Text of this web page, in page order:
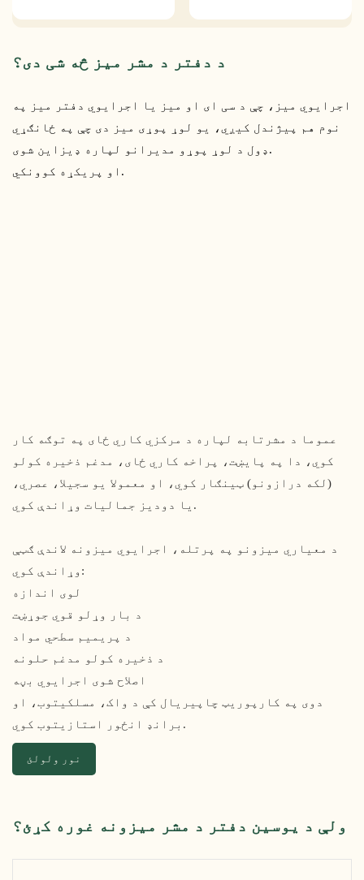
د دفتر د مشر میز څه شی دی؟
اجرایوي میز، چې د سی ای او میز یا اجرایوي دفتر میز په
نوم هم پیژندل کیږي، یو لوړ پوړی میز دی چې په ځانګړي
ډول د لوړ پوړو مدیرانو لپاره ډیزاین شوی.
او پریکړه کوونکي.
عموما د مشرتابه لپاره د مرکزي کاري ځای په توګه کار
کوي، دا په پایښت، پراخه کاري ځای، مدغم ذخیره کولو
(لکه درازونو) ټینګار کوي، او معمولا یو سجیلا، عصري،
یا دودیز جمالیات وړاندې کوي.
د معیاري میزونو په پرتله، اجرایوي میزونه لاندې ګټې
وړاندې کوي:
لوی اندازه
د بار وړلو قوي جوړښت
د پریمیم سطحي مواد
د ذخیره کولو مدغم حلونه
اصلاح شوی اجرایوي بڼه
دوی په کارپوریټ چاپیریال کې د واک، مسلکیتوب، او
برانډ انځور استازیتوب کوي.
نور ولولئ
ولې د یوسین دفتر د مشر میزونه غوره کړئ؟